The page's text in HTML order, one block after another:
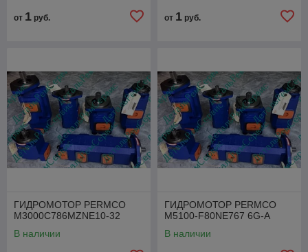
от 1 руб. от 1 руб.
ГИДРОМОТОР PERMCO
M3000C786MZNE10-32
В наличии
ГИДРОМОТОР PERMCO
M5100-F80NE767 6G-A
В наличии